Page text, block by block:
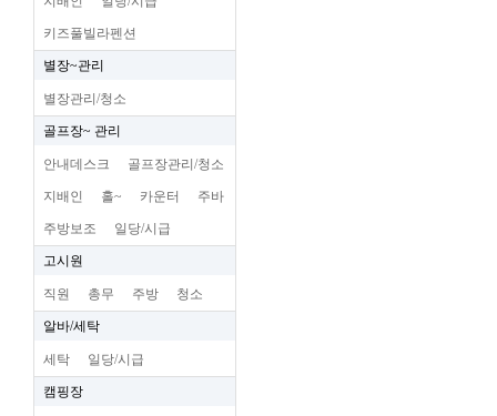
키즈풀빌라펜션
별장~관리
별장관리/청소
골프장~ 관리
안내데스크 골프장관리/청소
지배인 홀~ 카운터 주바
주방보조 일당/시급
고시원
직원 총무 주방 청소
알바/세탁
세탁 일당/시급
캠핑장